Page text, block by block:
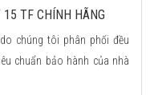
TF CHÍNH HÃNG
chúng tôi phân phối đều
chuẩn bảo hành của nhà